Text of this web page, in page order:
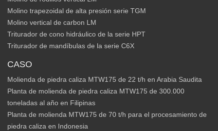
Molino trapezoidal de alta presión serie TGM
Molino vertical de carbon LM
Triturador de cono hidráulico de la serie HPT
Triturador de mandíbulas de la serie C6X
CASO
Molienda de piedra caliza MTW175 de 22 t/h en Arabia Saudita
Planta de molienda de piedra caliza MTW175 de 300.000
toneladas al año en Filipinas
Planta de molienda MTW175 de 70 t/h para el procesamiento de
piedra caliza en Indonesia